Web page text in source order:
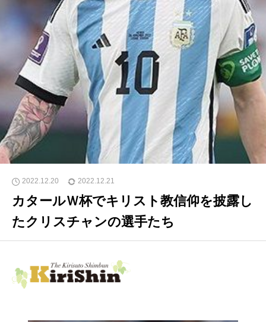
2022.12.20 2022.12.21
カタールＷ杯でキリスト教信仰を披露し
たクリスチャンの選手たち